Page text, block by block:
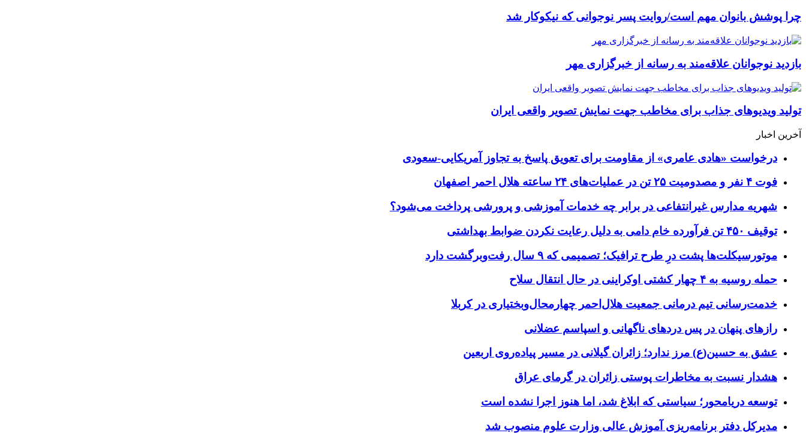
چرا پوشش بانوان مهم است/روایت پسر نوجوانی که نیکوکار شد
بازدید نوجوانان علاقه‌مند به رسانه از خبرگزاری مهر
تولید ویدیوهای جذاب برای مخاطب جهت نمایش تصویر واقعی ایران
آخرین اخبار
درخواست «هادی عامری» از مقاومت برای تعویق پاسخ به تجاوز آمریکایی-سعودی
فوت ۴ نفر و مصدومیت ۲۵ تن در عملیات‌های ۲۴ ساعته هلال احمر اصفهان
شهریه مدارس غیرانتفاعی در برابر چه خدمات آموزشی و پرورشی پرداخت می‌شود؟
توقیف ۴۵۰ تن فرآورده خام دامی به دلیل رعایت نکردن ضوابط بهداشتی
موتورسیکلت‌ها پشت درِ طرح ترافیک؛ تصمیمی که ۹ سال رفت‌وبرگشت دارد
حمله روسیه به ۴ چهار کشتی اوکراینی در حال انتقال سلاح
خدمت‌رسانی تیم درمانی جمعیت هلال‌احمر چهارمحال‌وبختیاری در کربلا
رازهای پنهان در پس دردهای ناگهانی و اسپاسم عضلانی
عشق به حسین(ع) مرز ندارد؛ زائران گیلانی در مسیر پیاده‌روی اربعین
هشدار نسبت به مخاطرات پوستی زائران در گرمای عراق
توسعه دریامحور؛ سیاستی که ابلاغ شد، اما هنوز اجرا نشده است
مدیرکل دفتر برنامه‌ریزی آموزش عالی وزارت علوم منصوب شد